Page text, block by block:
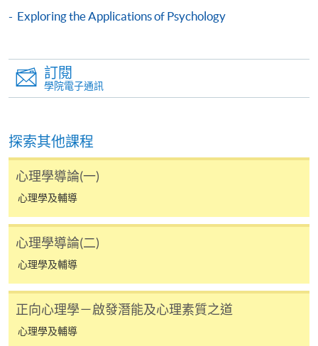
報讀同一學歷頒授課程內其他單元
交下期學費的學員，提供網上服務，如學員就讀的課
程設有此服務，課程負責人會通知學員有關程序。
VISA 或 Mastercard、「微信支付」(Online WeChat
Pay) 、「支付寶」(Online Alipay) 或 「轉數快」(FPS)
繳付學費。
親身報名/郵遞
報讀新課程
SF26報名表，親往
Exploring the Applications of Psychology
訂閱
學院電子通訊
探索其他課程
心理學導論(一)
心理學及輔導
心理學導論(二)
心理學及輔導
正向心理學－啟發潛能及心理素質之道
心理學及輔導